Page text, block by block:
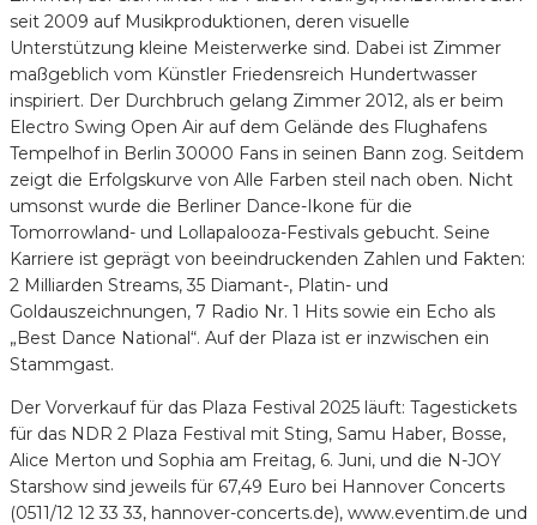
seit 2009 auf Musikproduktionen, deren visuelle
Unterstützung kleine Meisterwerke sind. Dabei ist Zimmer
maßgeblich vom Künstler Friedensreich Hundertwasser
inspiriert. Der Durchbruch gelang Zimmer 2012, als er beim
Electro Swing Open Air auf dem Gelände des Flughafens
Tempelhof in Berlin 30000 Fans in seinen Bann zog. Seitdem
zeigt die Erfolgskurve von Alle Farben steil nach oben. Nicht
umsonst wurde die Berliner Dance-Ikone für die
Tomorrowland- und Lollapalooza-Festivals gebucht. Seine
Karriere ist geprägt von beeindruckenden Zahlen und Fakten:
2 Milliarden Streams, 35 Diamant-, Platin- und
Goldauszeichnungen, 7 Radio Nr. 1 Hits sowie ein Echo als
„Best Dance National“. Auf der Plaza ist er inzwischen ein
Stammgast.
Der Vorverkauf für das Plaza Festival 2025 läuft: Tagestickets
für das NDR 2 Plaza Festival mit Sting, Samu Haber, Bosse,
Alice Merton und Sophia am Freitag, 6. Juni, und die N-JOY
Starshow sind jeweils für 67,49 Euro bei Hannover Concerts
(0511/12 12 33 33, hannover-concerts.de), www.eventim.de und